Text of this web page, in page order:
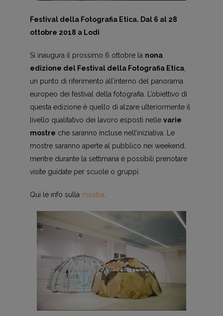
Festival della Fotografia Etica. Dal 6 al 28
ottobre 2018 a Lodi
Si inaugura il prossimo 6 ottobre la nona
edizione del Festival della Fotografia Etica,
un punto di riferimento all’interno del panorama
europeo dei festival della fotografia. L’obiettivo di
questa edizione è quello di alzare ulteriormente il
livello qualitativo dei lavoro esposti nelle varie
mostre che saranno incluse nell’iniziativa. Le
mostre saranno aperte al pubblico nei weekend,
mentre durante la settimana è possibili prenotare
visite guidate per scuole o gruppi.
Qui le info sulla mostra.